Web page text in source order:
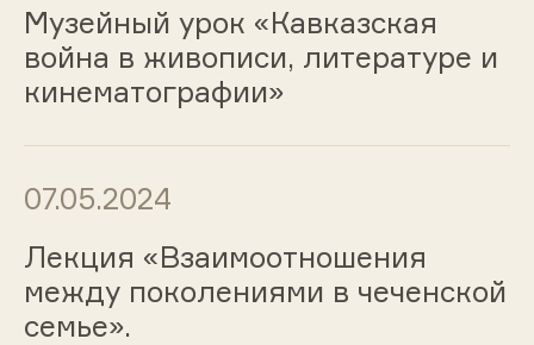
Музейный урок «Кавказская
война в живописи, литературе и
кинематографии»
07.05.2024
Лекция «Взаимоотношения
между поколениями в чеченской
семье».